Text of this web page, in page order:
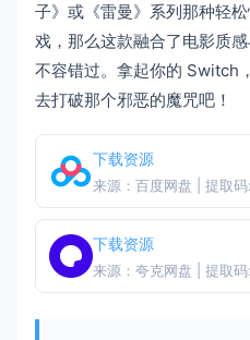
子》或《雷曼》系列那种轻
戏，那么这款融合了电影质
不容错过。拿起你的 Switch
去打破那个邪恶的魔咒吧！
下载资源
来源：百度网盘 | 提取码:
下载资源
来源：夸克网盘 | 提取码: